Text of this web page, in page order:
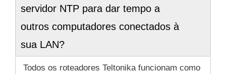
servidor NTP para dar tempo a
outros computadores conectados à
sua LAN?
Todos os roteadores Teltonika funcionam como